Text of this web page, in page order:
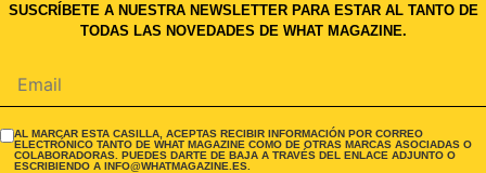
SUSCRÍBETE A NUESTRA NEWSLETTER PARA ESTAR AL TANTO DE
TODAS LAS NOVEDADES DE WHAT MAGAZINE.
AL MARCAR ESTA CASILLA, ACEPTAS RECIBIR INFORMACIÓN POR CORREO
ELECTRÓNICO TANTO DE WHAT MAGAZINE COMO DE OTRAS MARCAS ASOCIADAS O
COLABORADORAS. PUEDES DARTE DE BAJA A TRAVÉS DEL ENLACE ADJUNTO O
ESCRIBIENDO A INFO@WHATMAGAZINE.ES.